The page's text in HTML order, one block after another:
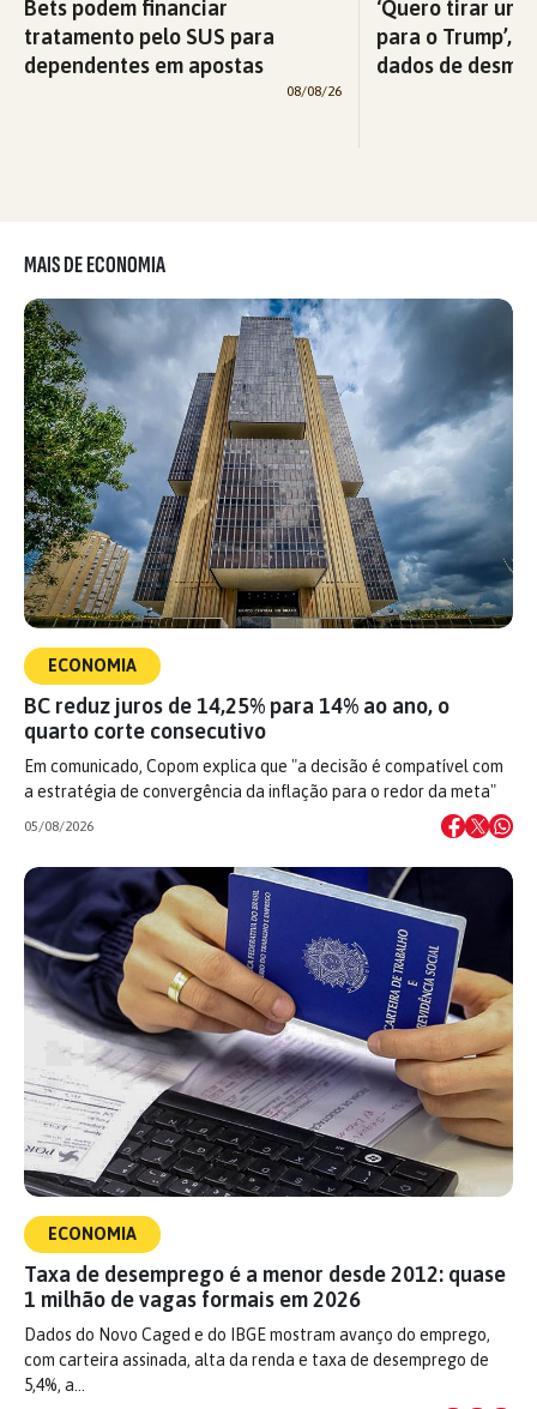
Bets podem financiar
tratamento pelo SUS para
dependentes em apostas
08/08/26
‘Quero tirar
para o Trump’,
dados de
MAIS DE ECONOMIA
ECONOMIA
BC reduz juros de 14,25% para 14% ao ano, o
quarto corte consecutivo
Em comunicado, Copom explica que "a decisão é compatível com
a estratégia de convergência da inflação para o redor da meta"
05/08/2026
ECONOMIA
Taxa de desemprego é a menor desde 2012: quase
1 milhão de vagas formais em 2026
Dados do Novo Caged e do IBGE mostram avanço do emprego,
com carteira assinada, alta da renda e taxa de desemprego de
5,4%, a…